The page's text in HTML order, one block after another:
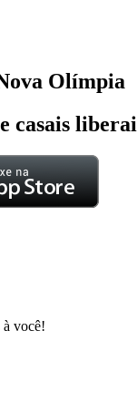
Olímpia
casais
à você!